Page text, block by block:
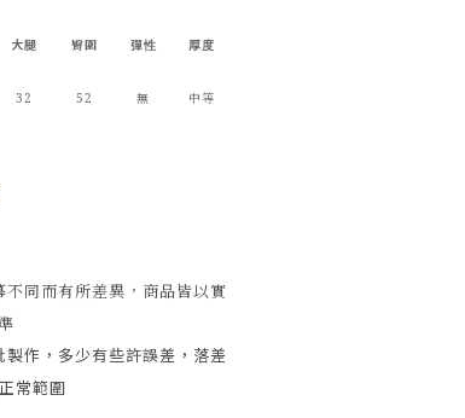
大腿 臀圍 彈性 厚度
32 52 無 中等
同而有所差異，商品皆以實
製作，多少有些許誤差，落差
常範圍